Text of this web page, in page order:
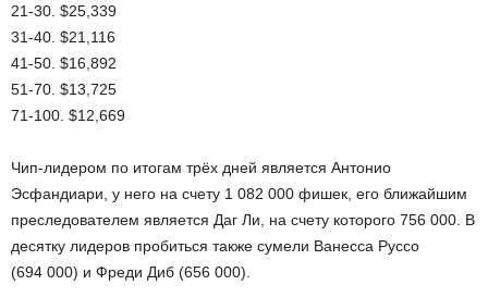
21-30. $25,339
31-40. $21,116
41-50. $16,892
51-70. $13,725
71-100. $12,669
Чип-лидером по итогам трёх дней является Антонио
Эсфандиари, у него на счету 1 082 000 фишек, его ближайшим
преследователем является Даг Ли, на счету которого 756 000. В
десятку лидеров пробиться также сумели Ванесса Руссо
(694 000) и Фреди Диб (656 000).